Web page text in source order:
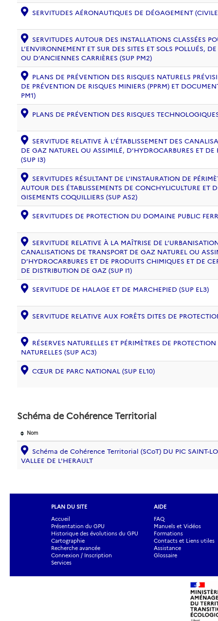
SERVITUDES AÉRONAUTIQUES DE DÉGAGEMENT
SERVITUDES AUTOUR DES INSTALLATIONS CLASSÉES
L’ENVIRONNEMENT ET SUR DES SITES ET SOLS POLLUÉS,
OU D’ANCIENNES CARRIÈRES (SUP PM2)
PLANS DE PRÉVENTION DES RISQUES NATURELS
DE PRÉVENTION DE RISQUES MINIERS (PPRM) ET
PM1)
PLANS DE PRÉVENTION DES RISQUES
SERVITUDE RELATIVE À L’ÉTABLISSEMENT DES
DE GAZ NATUREL OU ASSIMILÉ, D’HYDROCARBURES ET
(SUP I3)
SERVITUDES RÉSULTANT DE L’INSTAURATION DE
AUTOUR DES ÉTABLISSEMENTS DE CONCHYLICULTURE ET
GISEMENTS COQUILLIERS (SUP AS2)
SERVITUDES DE PROTECTION DU DOMAINE PUBLIC
SERVITUDE RELATIVE À LA MAÎTRISE DE
CANALISATIONS DE TRANSPORT DE GAZ NATUREL OU
D’HYDROCARBURES ET DE PRODUITS CHIMIQUES ET DE
DE DISTRIBUTION DE GAZ (SUP I1)
SERVITUDE DE HALAGE ET DE MARCHEPIED (SUP EL3)
SERVITUDE RELATIVE AUX FORÊTS DITES DE
RÉSERVES NATURELLES ET PÉRIMÈTRES DE
NATURELLES (SUP AC3)
CŒUR DE PARC NATIONAL (SUP EL10)
Schéma de Cohérence Territorial
Nom
Schéma de Cohérence Territorial (SCoT) DU PIC SAINT-
VALLEE DE L'HERAULT
PLAN DU SITE
Accueil
Présentation du GPU
Historique des évolutions du GPU
Cartographie
Recherche avancée
Connexion / Inscription
Services
AIDE
FAQ
Manuels et Vidéos
Formations
Contacts et Liens utiles
Assistance
Glossaire